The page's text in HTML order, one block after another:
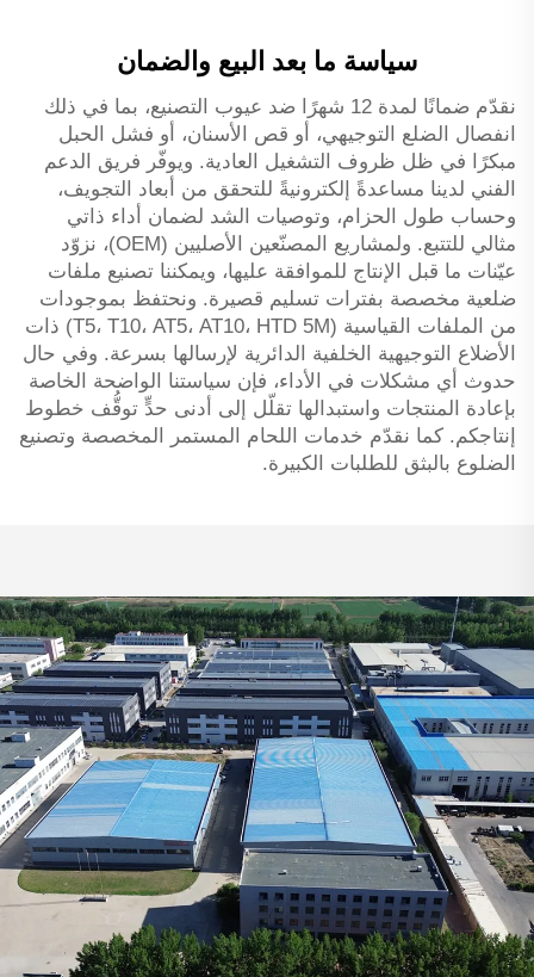
سياسة ما بعد البيع والضمان
نقدّم ضمانًا لمدة 12 شهرًا ضد عيوب التصنيع، بما في ذلك
انفصال الضلع التوجيهي، أو قص الأسنان، أو فشل الحبل
مبكرًا في ظل ظروف التشغيل العادية. ويوفّر فريق الدعم
الفني لدينا مساعدةً إلكترونيةً للتحقق من أبعاد التجويف،
وحساب طول الحزام، وتوصيات الشد لضمان أداء ذاتي
مثالي للتتبع. ولمشاريع المصنّعين الأصليين (OEM)، نزوّد
عيّنات ما قبل الإنتاج للموافقة عليها، ويمكننا تصنيع ملفات
ضلعية مخصصة بفترات تسليم قصيرة. ونحتفظ بموجودات
من الملفات القياسية (T5، T10، AT5، AT10، HTD 5M) ذات
الأضلاع التوجيهية الخلفية الدائرية لإرسالها بسرعة. وفي حال
حدوث أي مشكلات في الأداء، فإن سياستنا الواضحة الخاصة
بإعادة المنتجات واستبدالها تقلّل إلى أدنى حدٍّ توقُّف خطوط
إنتاجكم. كما نقدّم خدمات اللحام المستمر المخصصة وتصنيع
الضلوع بالبثق للطلبات الكبيرة.